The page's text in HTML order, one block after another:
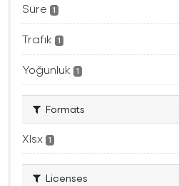
Süre 1
Trafık 1
Yoğunluk 1
Formats
Xlsx 1
Licenses